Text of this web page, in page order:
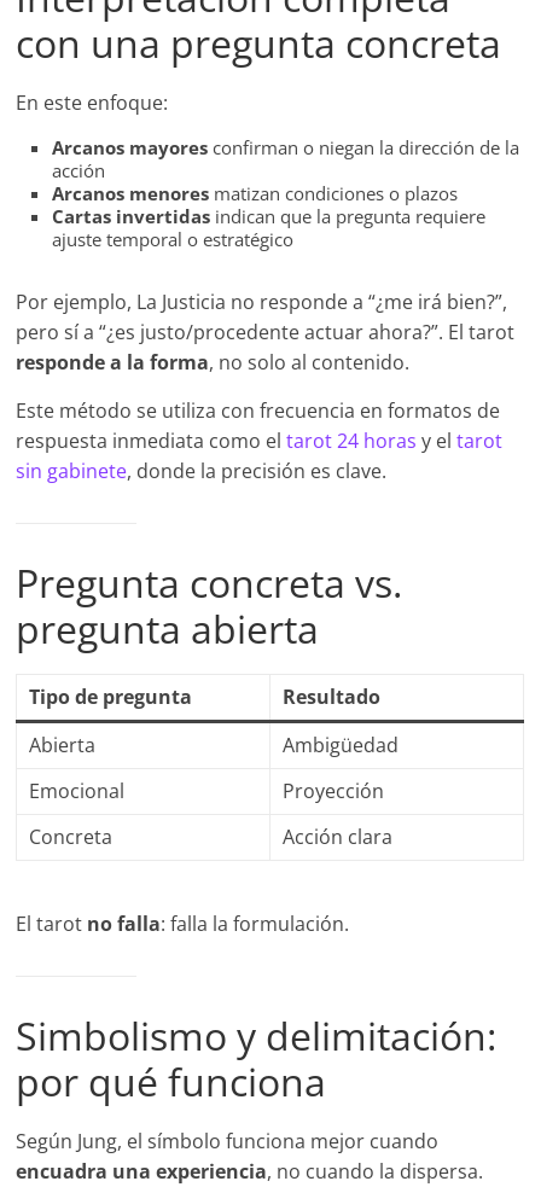
con una pregunta concreta
En este enfoque:
Arcanos mayores confirman o niegan la dirección de la
acción
Arcanos menores matizan condiciones o plazos
Cartas invertidas indican que la pregunta requiere
ajuste temporal o estratégico
Por ejemplo, La Justicia no responde a “¿me irá bien?”,
pero sí a “¿es justo/procedente actuar ahora?”. El tarot
responde a la forma, no solo al contenido.
Este método se utiliza con frecuencia en formatos de
respuesta inmediata como eltarot 24 horas y eltarot
sin gabinete, donde la precisión es clave.
Pregunta concreta vs.
pregunta abierta
Tipo de pregunta
Resultado
Abierta
Ambigüedad
Emocional
Proyección
Concreta
Acción clara
El tarot no falla: falla la formulación.
Simbolismo y delimitación:
por qué funciona
Según Jung, el símbolo funciona mejor cuando
encuadra una experiencia, no cuando la dispersa.